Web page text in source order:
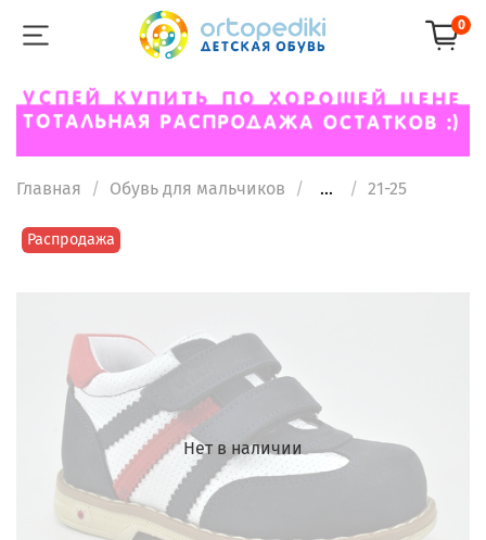
0
Главная Обувь для мальчиков ... 21-25
Нет в наличии
Распродажа